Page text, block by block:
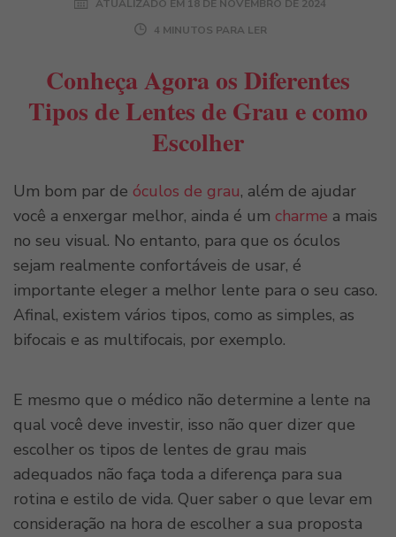
ATUALIZADO EM 18 DE NOVEMBRO DE 2024
4 MINUTOS PARA LER
Conheça Agora os Diferentes
Tipos de Lentes de Grau e como
Escolher
Um bom par de óculos de grau, além de ajudar
você a enxergar melhor, ainda é um charme a mais
no seu visual. No entanto, para que os óculos
sejam realmente confortáveis de usar, é
importante eleger a melhor lente para o seu caso.
Afinal, existem vários tipos, como as simples, as
bifocais e as multifocais, por exemplo.
E mesmo que o médico não determine a lente na
qual você deve investir, isso não quer dizer que
escolher os tipos de lentes de grau mais
adequados não faça toda a diferença para sua
rotina e estilo de vida. Quer saber o que levar em
consideração na hora de escolher a sua proposta